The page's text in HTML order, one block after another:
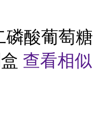
磷酸葡萄糖
查看相似